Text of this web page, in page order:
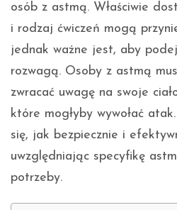
osób z astmą. Właściwie
i rodzaj ćwiczeń mogą
jednak ważne jest, aby
rozwagą. Osoby z astmą
zwracać uwagę na swoje
które mogłyby wywołać
się, jak bezpiecznie i
uwzględniając specyfikę
potrzeby.